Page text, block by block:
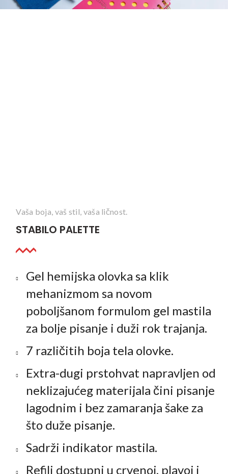
Vaša boja, vaš stil, vaša ličnost.
STABILO PALETTE
Gel hemijska olovka sa klik
mehanizmom sa novom
poboljšanom formulom gel mastila
za bolje pisanje i duži rok trajanja.
7 različitih boja tela olovke.
Extra-dugi prstohvat napravljen od
neklizajućeg materijala čini pisanje
lagodnim i bez zamaranja šake za
što duže pisanje.
Sadrži indikator mastila.
Refili dostupni u crvenoj, plavoj i